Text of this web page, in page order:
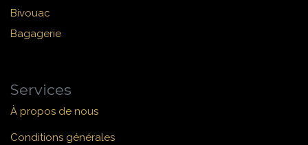
Bivouac
Bagagerie
Services
À propos de nous
Conditions générales